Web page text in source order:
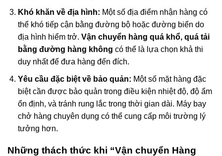
Khó khăn về địa hình: Một số địa điểm nhận hàng có
thể khó tiếp cận bằng đường bộ hoặc đường biển do
địa hình hiểm trở. Vận chuyển hàng quá khổ, quá tải
bằng đường hàng không có thể là lựa chọn khả thi
duy nhất để đưa hàng đến đích.
Yêu cầu đặc biệt về bảo quản: Một số mặt hàng đặc
biệt cần được bảo quản trong điều kiện nhiệt độ, độ ẩm
ổn định, và tránh rung lắc trong thời gian dài. Máy bay
chở hàng chuyên dụng có thể cung cấp môi trường lý
tưởng hơn.
Những thách thức khi “Vận chuyển Hàng